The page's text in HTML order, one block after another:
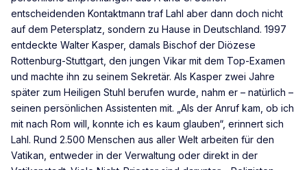
entscheidenden Kontaktmann traf Lahl aber dann doch nicht
auf dem Petersplatz, sondern zu Hause in Deutschland. 1997
entdeckte Walter Kasper, damals Bischof der Diözese
Rottenburg-Stuttgart, den jungen Vikar mit dem Top-Examen
und machte ihn zu seinem Sekretär. Als Kasper zwei Jahre
später zum Heiligen Stuhl berufen wurde, nahm er – natürlich –
seinen persönlichen Assistenten mit. „Als der Anruf kam, ob ich
mit nach Rom will, konnte ich es kaum glauben“, erinnert sich
Lahl. Rund 2.500 Menschen aus aller Welt arbeiten für den
Vatikan, entweder in der Verwaltung oder direkt in der